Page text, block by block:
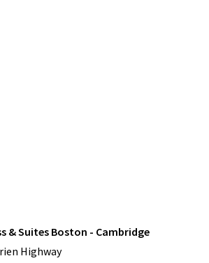
& Suites Boston - Cambridge
Highway